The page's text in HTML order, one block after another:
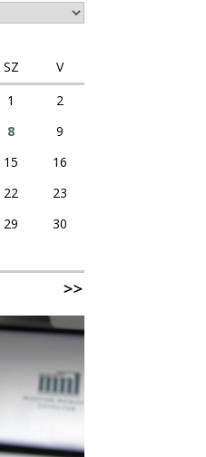
SZ
V
1
2
8
9
15
16
22
23
29
30